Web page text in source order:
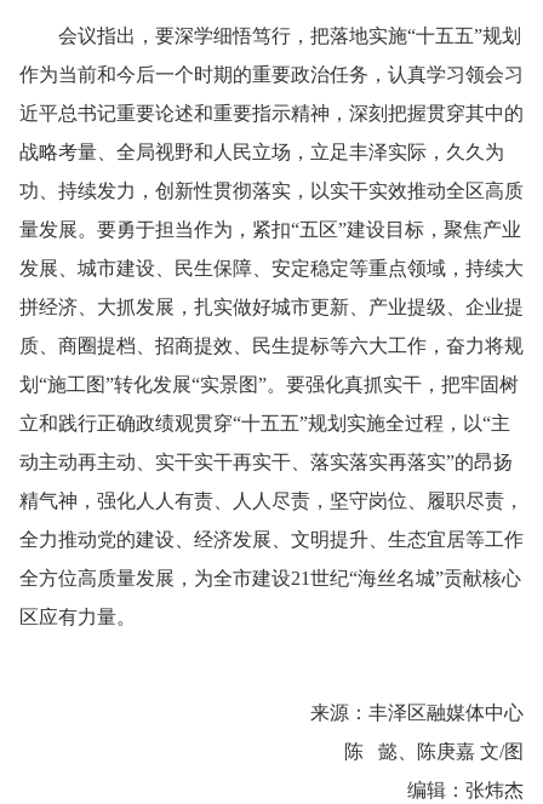
会议指出，要深学细悟笃行，把落地实施“十五五”规划
作为当前和今后一个时期的重要政治任务，认真学习领会习
近平总书记重要论述和重要指示精神，深刻把握贯穿其中的
战略考量、全局视野和人民立场，立足丰泽实际，久久为
功、持续发力，创新性贯彻落实，以实干实效推动全区高质
量发展。要勇于担当作为，紧扣“五区”建设目标，聚焦产业
发展、城市建设、民生保障、安定稳定等重点领域，持续大
拼经济、大抓发展，扎实做好城市更新、产业提级、企业提
质、商圈提档、招商提效、民生提标等六大工作，奋力将规
划“施工图”转化发展“实景图”。要强化真抓实干，把牢固树
立和践行正确政绩观贯穿“十五五”规划实施全过程，以“主
动主动再主动、实干实干再实干、落实落实再落实”的昂扬
精气神，强化人人有责、人人尽责，坚守岗位、履职尽责，
全力推动党的建设、经济发展、文明提升、生态宜居等工作
全方位高质量发展，为全市建设21世纪“海丝名城”贡献核心
区应有力量。
来源：丰泽区融媒体中心
陈 懿、陈庚嘉 文/图
编辑：张炜杰